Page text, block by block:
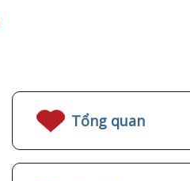
Tổng quan